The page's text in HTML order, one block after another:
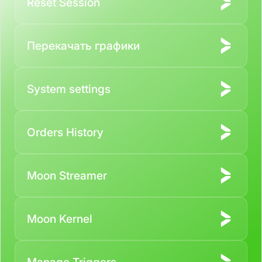
Перекачать графики
System settings
Orders History
Moon Streamer
Moon Kernel